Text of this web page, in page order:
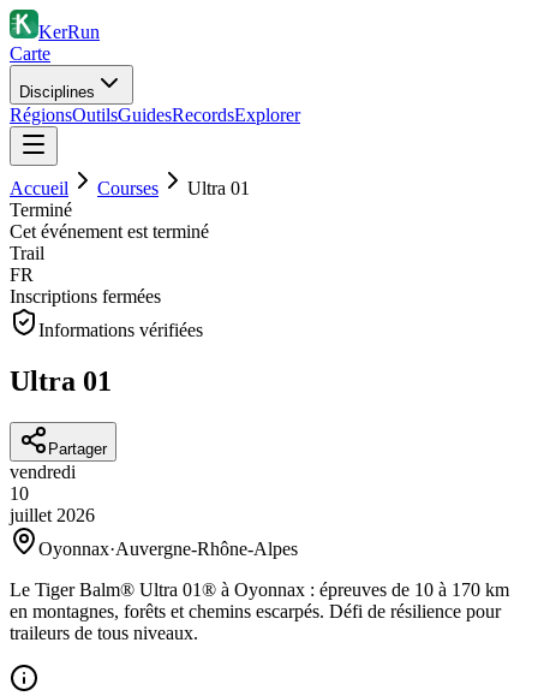
KerRun
Carte
Disciplines
RégionsOutilsGuidesRecordsExplorer
Accueil Courses
Ultra 01
Terminé
Cet événement est terminé
Trail
FR
Inscriptions fermées
Informations vérifiées
Ultra 01
Partager
vendredi
10
juillet 2026
Oyonnax·Auvergne-Rhône-Alpes
Le Tiger Balm® Ultra 01® à Oyonnax : épreuves de 10 à 170 km
en montagnes, forêts et chemins escarpés. Défi de résilience pour
traileurs de tous niveaux.